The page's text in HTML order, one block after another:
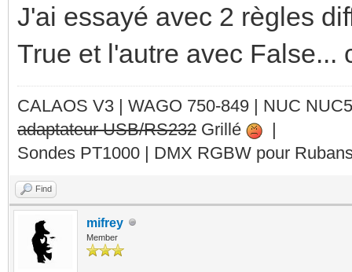
J'ai essayé avec 2 règles
True et l'autre avec False...
CALAOS V3 | WAGO 750-849 | NUC
adaptateur USB/RS232 Grillé
|
Sondes PT1000 | DMX RGBW pour
Find
mifrey
Member